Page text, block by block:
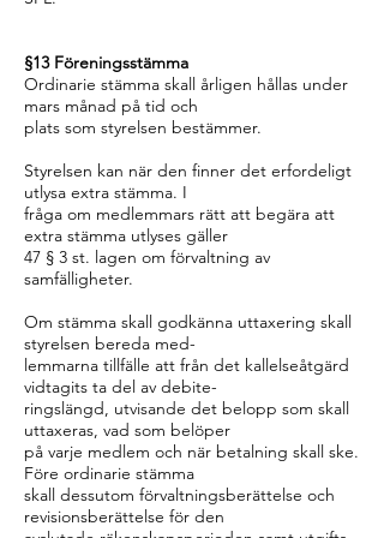
§13 Föreningsstämma
Ordinarie stämma skall årligen hållas under
mars månad på tid och
plats som styrelsen bestämmer.
Styrelsen kan när den finner det erfordeligt
utlysa extra stämma. I
fråga om medlemmars rätt att begära att
extra stämma utlyses gäller
47 § 3 st. lagen om förvaltning av
samfälligheter.
Om stämma skall godkänna uttaxering skall
styrelsen bereda med-
lemmarna tillfälle att från det kallelseåtgärd
vidtagits ta del av debite-
ringslängd, utvisande det belopp som skall
uttaxeras, vad som belöper
på varje medlem och när betalning skall ske.
Före ordinarie stämma
skall dessutom förvaltningsberättelse och
revisionsberättelse för den